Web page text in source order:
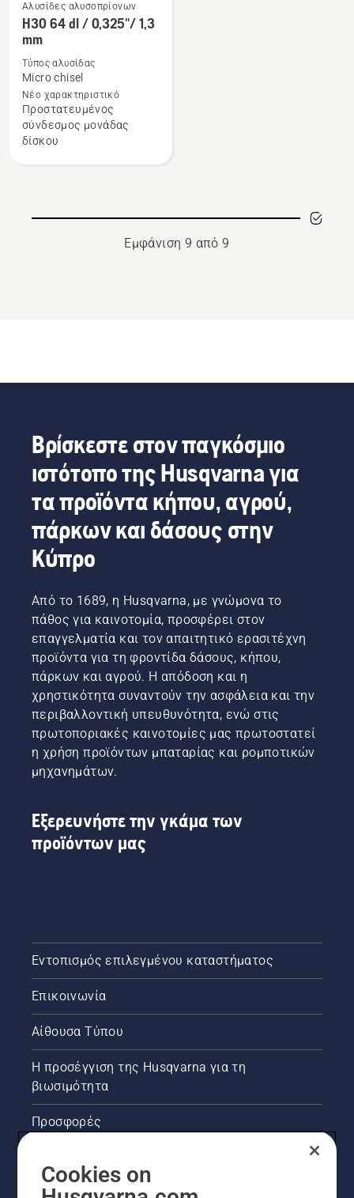
Δείτε
περισσότερες
λεπτομέρειες
για
το
H30
64
Αλυσίδες αλυσοπρίονων
H30 64 dl / 0,325"/ 1,3
mm
Τύπος αλυσίδας
Micro chisel
Νέο χαρακτηριστικό
Προστατευμένος
σύνδεσμος μονάδας
δίσκου
Εμφάνιση 9 από 9
Βρίσκεστε στον παγκόσμιο
ιστότοπο της Husqvarna για
τα προϊόντα κήπου, αγρού,
πάρκων και δάσους στην
Κύπρο
Από το 1689, η Husqvarna, με γνώμονα το
πάθος για καινοτομία, προσφέρει στον
επαγγελματία και τον απαιτητικό ερασιτέχνη
προϊόντα για τη φροντίδα δάσους, κήπου,
πάρκων και αγρού. Η απόδοση και η
χρηστικότητα συναντούν την ασφάλεια και την
περιβαλλοντική υπευθυνότητα, ενώ στις
πρωτοποριακές καινοτομίες μας πρωτοστατεί
η χρήση προϊόντων μπαταρίας και ρομποτικών
μηχανημάτων.
Εξερευνήστε την γκάμα των
προϊόντων μας
Εντοπισμός επιλεγμένου καταστήματος
Επικοινωνία
Αίθουσα Τύπου
Η προσέγγιση της Husqvarna για τη
βιωσιμότητα
Προσφορές
Cookies on